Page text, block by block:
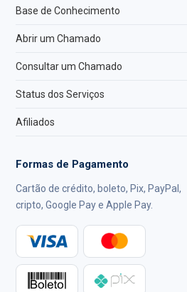
Base de Conhecimento
Abrir um Chamado
Consultar um Chamado
Status dos Serviços
Afiliados
Formas de Pagamento
Cartão de crédito, boleto, Pix, PayPal,
cripto, Google Pay e Apple Pay.